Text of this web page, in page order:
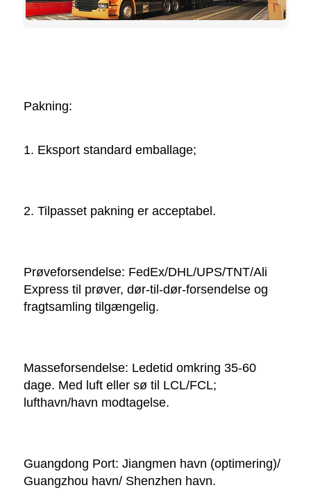
Pakning:
1. Eksport standard emballage;
2. Tilpasset pakning er acceptabel.
Prøveforsendelse: FedEx/DHL/UPS/TNT/Ali
Express til prøver, dør-til-dør-forsendelse og
fragtsamling tilgængelig.
Masseforsendelse: Ledetid omkring 35-60
dage. Med luft eller sø til LCL/FCL;
lufthavn/havn modtagelse.
Guangdong Port: Jiangmen havn (optimering)/
Guangzhou havn/ Shenzhen havn.